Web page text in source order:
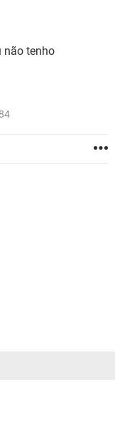
não tenho